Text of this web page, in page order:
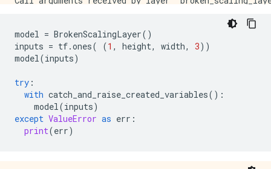
model = BrokenScalingLayer()
inputs = tf.ones( (1 , height, width, 3))
model(inputs)
try :
with catch_and_raise_created_variables():
model(inputs)
except ValueError as err :
print(err)